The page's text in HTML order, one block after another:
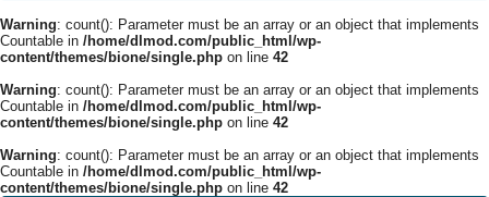
Warning: count(): Parameter must be an array or an object that implements
Countable in /home/dlmod.com/public_html/wp-
content/themes/bione/single.php on line 42
Warning: count(): Parameter must be an array or an object that implements
Countable in /home/dlmod.com/public_html/wp-
content/themes/bione/single.php on line 42
Warning: count(): Parameter must be an array or an object that implements
Countable in /home/dlmod.com/public_html/wp-
content/themes/bione/single.php on line 42